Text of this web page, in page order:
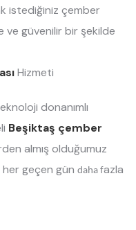
istediğiniz çember
ve güvenilir bir şekilde
Hizmeti
donanımlı
Beşiktaş çember
almış olduğumuz
geçen gün daha fazla